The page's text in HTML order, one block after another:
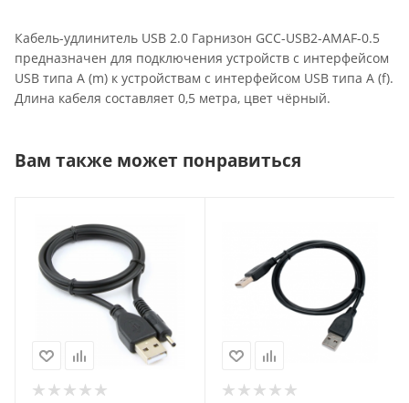
Кабель-удлинитель USB 2.0 Гарнизон GCC-USB2-AMAF-0.5
предназначен для подключения устройств с интерфейсом
USB типа A (m) к устройствам с интерфейсом USB типа A (f).
Длина кабеля составляет 0,5 метра, цвет чёрный.
Вам также может понравиться